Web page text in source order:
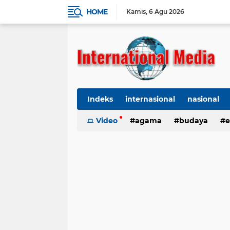
HOME Kamis 6 Agu 2026
Indeks internasional nasional
Ekbis TNI-Polri Organisasi
Video agama budaya